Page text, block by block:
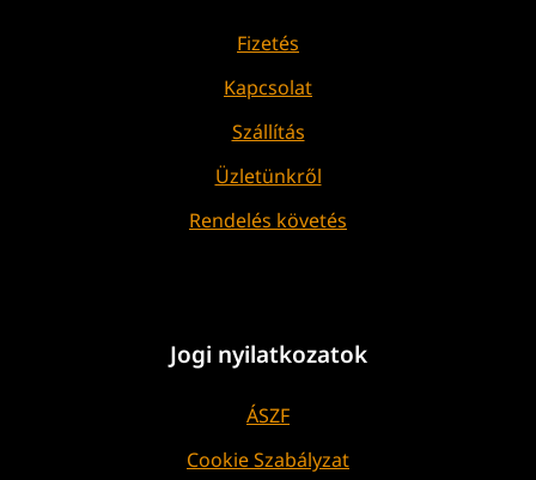
Fizetés
Kapcsolat
Szállítás
Üzletünkről
Rendelés követés
Jogi nyilatkozatok
ÁSZF
Cookie Szabályzat